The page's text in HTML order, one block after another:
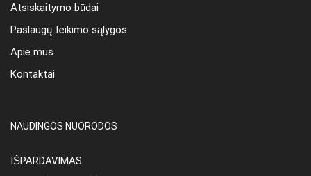
Atsiskaitymo būdai
Paslaugų teikimo sąlygos
Apie mus
Kontaktai
NAUDINGOS NUORODOS
IŠPARDAVIMAS